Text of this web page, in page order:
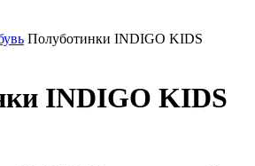
Полуботинки INDIGO KIDS
INDIGO KIDS